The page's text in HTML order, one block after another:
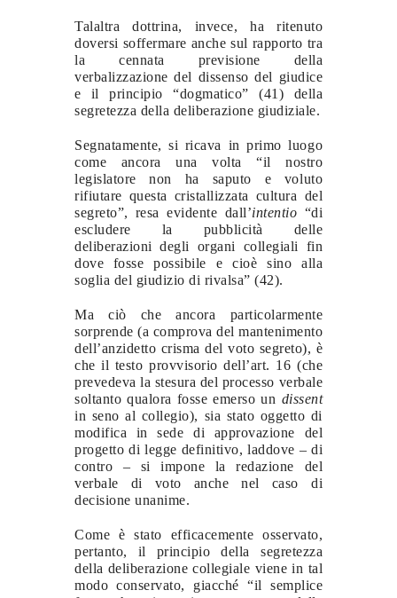
Talaltra dottrina, invece, ha ritenuto
doversi soffermare anche sul rapporto tra
la cennata previsione della
verbalizzazione del dissenso del giudice
e il principio “dogmatico” (41) della
segretezza della deliberazione giudiziale.
Segnatamente, si ricava in primo luogo
come ancora una volta “il nostro
legislatore non ha saputo e voluto
rifiutare questa cristallizzata cultura del
segreto”, resa evidente dall’intentio “di
escludere la pubblicità delle
deliberazioni degli organi collegiali fin
dove fosse possibile e cioè sino alla
soglia del giudizio di rivalsa” (42).
Ma ciò che ancora particolarmente
sorprende (a comprova del mantenimento
dell’anzidetto crisma del voto segreto), è
che il testo provvisorio dell’art. 16 (che
prevedeva la stesura del processo verbale
soltanto qualora fosse emerso un dissent
in seno al collegio), sia stato oggetto di
modifica in sede di approvazione del
progetto di legge definitivo, laddove – di
contro – si impone la redazione del
verbale di voto anche nel caso di
decisione unanime.
Come è stato efficacemente osservato,
pertanto, il principio della segretezza
della deliberazione collegiale viene in tal
modo conservato, giacché “il semplice